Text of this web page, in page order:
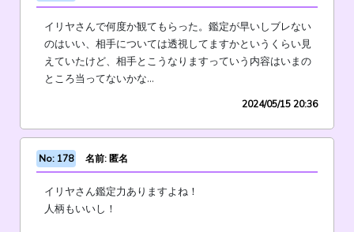
イリヤさんで何度か観てもらった。鑑定が早いしブレない
のはいい、相手については透視してますかというくらい見
えていたけど、相手とこうなりますっていう内容はいまの
ところ当ってないかな…
2024/05/15 20:36
No: 178 名前: 匿名
イリヤさん鑑定力ありますよね！
人柄もいいし！